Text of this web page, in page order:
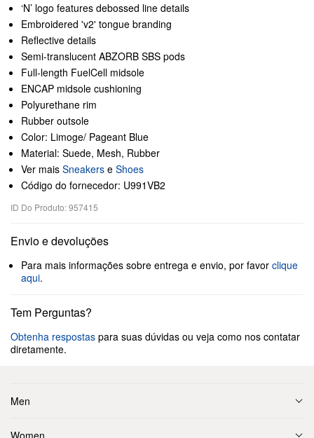
‘N’ logo features debossed line details
Embroidered 'v2' tongue branding
Reflective details
Semi-translucent ABZORB SBS pods
Full-length FuelCell midsole
ENCAP midsole cushioning
Polyurethane rim
Rubber outsole
Color: Limoge/ Pageant Blue
Material: Suede, Mesh, Rubber
Ver mais Sneakers e Shoes
Código do fornecedor: U991VB2
ID Do Produto: 957415
Envio e devoluções
Para mais informações sobre entrega e envio, por favor clique
aqui.
Tem Perguntas?
Obtenha respostas para suas dúvidas ou veja como nos contatar
diretamente.
Men
Women